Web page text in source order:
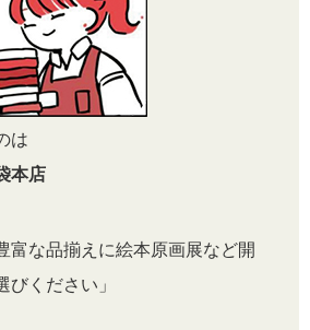
は
本店
富な品揃えに絵本原画展など開
びください」